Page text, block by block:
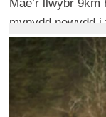
Mae’r llwybr
mynydd newydd i